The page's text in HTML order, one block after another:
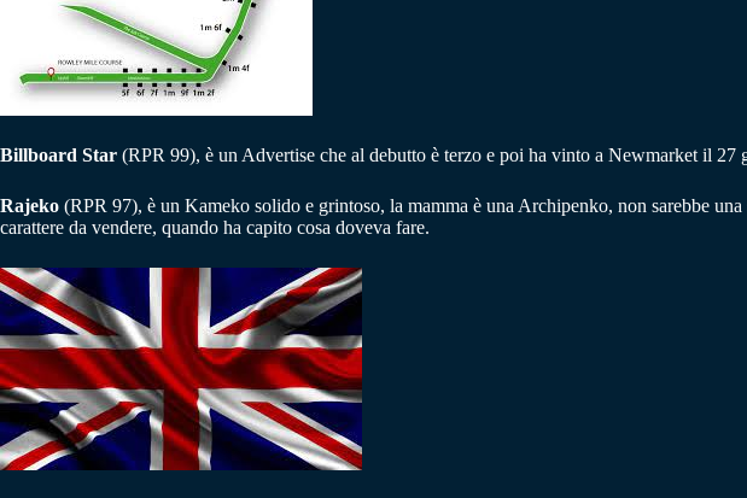
Billboard Star (RPR 99), è un Advertise che al debutto è terzo e poi ha vinto a Newmarket il 27
Rajeko (RPR 97), è un Kameko solido e grintoso, la mamma è una Archipenko, non sarebbe
carattere da vendere, quando ha capito cosa doveva fare.